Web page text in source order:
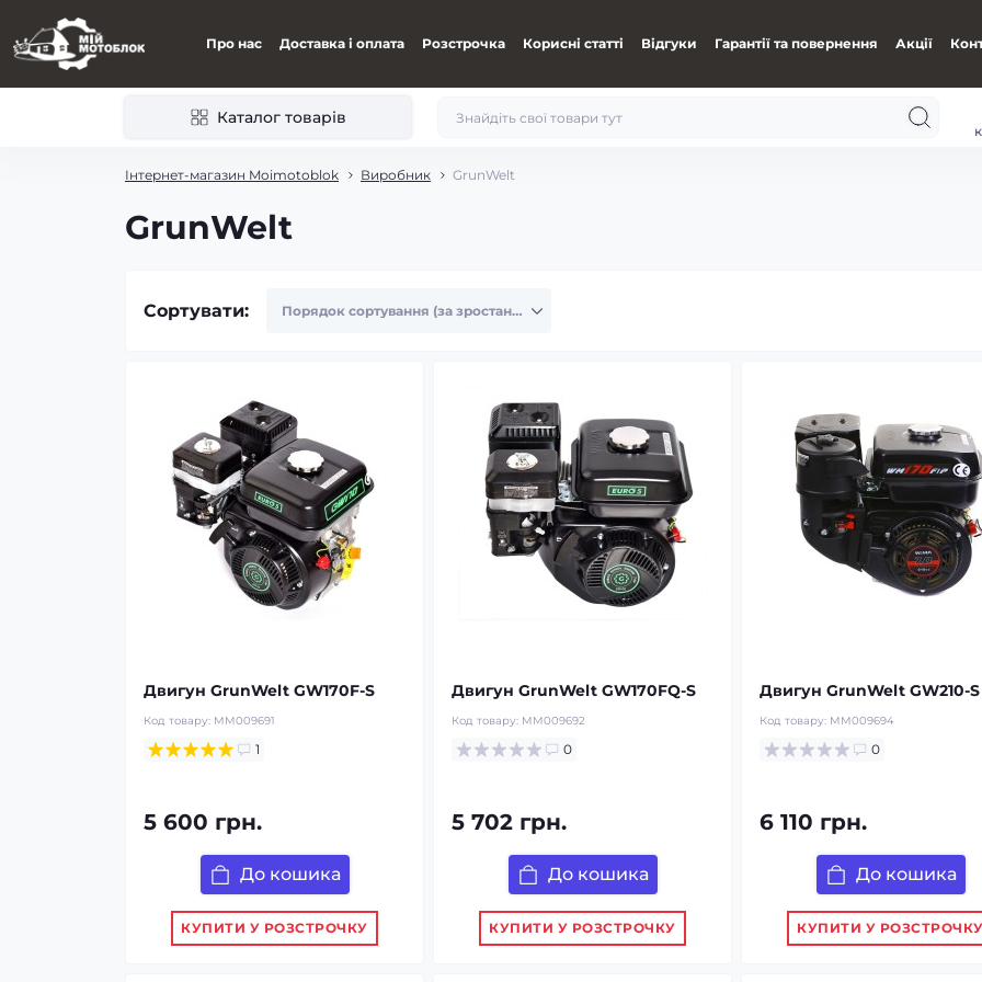
Про нас Доставка і оплата Розстрочка Корисні статті Відгуки Гарантії та повернення Акції
Каталог товарів
Інтернет-магазин Moimotoblok Виробник GrunWelt
GrunWelt
Сортувати:
Двигун GrunWelt GW170F-S
Код товару: MM009691
1
5 600 грн.
До кошика
КУПИТИ У РОЗСТРОЧКУ
Двигун GrunWelt GW170FQ-S
Код товару: MM009692
0
5 702 грн.
До кошика
КУПИТИ У РОЗСТРОЧКУ
Двигун GrunWelt GW210-S
Код товару: MM009694
0
6 110 грн.
До кошика
КУПИТИ У